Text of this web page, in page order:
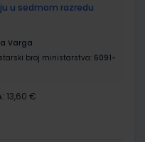
u sedmom razredu
Varga
broj ministarstva: 6091-
13,60 €